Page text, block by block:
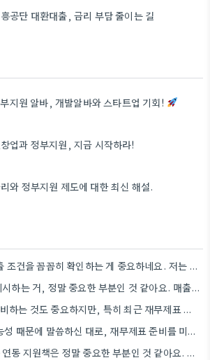
공단 대환대출, 금리 부담 줄이는 길
지원 알바, 개발알바와 스타트업 기회!
업과 정부지원, 지금 시작하라!
와 정부지원 제도에 대한 최신 해설.
사업 계획에 맞춰 대출 조건을 꼼꼼히 확인하는 게 중요하네요. 저는 사업 확장 시 금리 변화를…
사업계획서에 수치 제시하는 거, 정말 중요한 부분인 것 같아요. 매출 성장률이나 고용 목표를 구체적으로 적으면…
사업자등록증명원 준비하는 것도 중요하지만, 특히 최근 재무제표 유효기간 꼭 확인해야 해요. 제가 최근 사업 계획서…
사업 계획의 지속 가능성 때문에 말씀하신 대로, 재무제표 준비를 미리 해두는 게 정말 중요하네요. 특히…
에너지바우처와 유가 연동 지원책은 정말 중요한 부분인 것 같아요. 특히 농어민분들이 에너지 가격 변동에 덜…